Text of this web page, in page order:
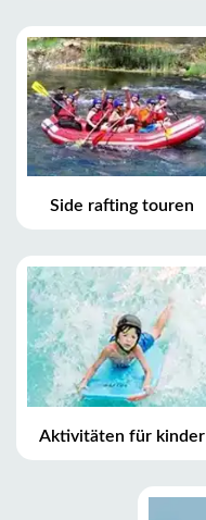
Side rafting touren
Aktivitäten für kinder